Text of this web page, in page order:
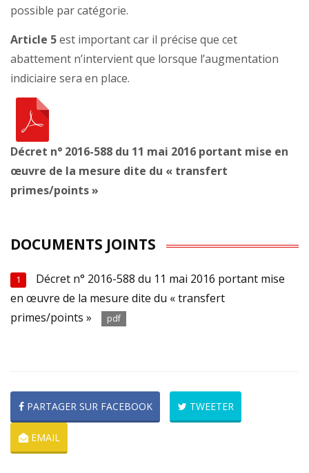
possible par catégorie.
Article 5est important car il précise que cet
abattement n’intervient que lorsque l’augmentation
indiciaire sera en place.
Décret n° 2016-588 du 11 mai 2016 portant mise en
œuvre de la mesure dite du « transfert
primes/points »
DOCUMENTS JOINTS
1
Décret n° 2016-588 du 11 mai 2016 portant mise
en œuvre de la mesure dite du « transfert
primes/points »
pdf
PARTAGER SUR FACEBOOK TWEETER
EMAIL